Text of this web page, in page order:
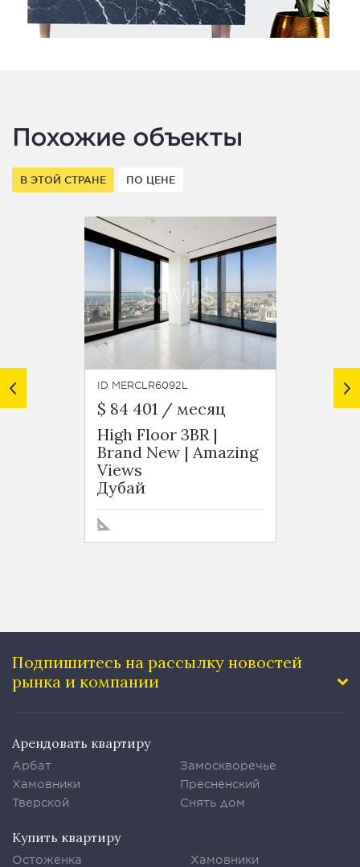
Похожие объекты
В ЭТОЙ СТРАНЕ ПО ЦЕНЕ
ID MERCLR6092L
$ 84 401 / месяц
High Floor 3BR |
Brand New | Amazing
Views
Дубай
ID
$ 89
Подпишитесь на рассылку новостей
рынка и компании
Арендовать квартиру
Арбат
Хамовники
Тверской
Замоскворечье
Пресненский
Снять дом
Купить квартиру
Остоженка
Хамовники